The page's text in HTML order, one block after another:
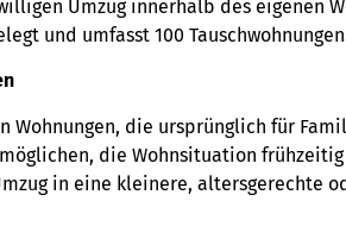
Umzug innerhalb des eigenen
und umfasst 100
die ursprünglich für
die Wohnsituation
in eine kleinere, altersgerechte